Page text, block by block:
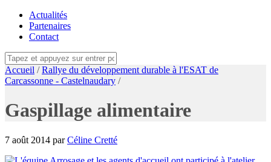
Actualités
Partenaires
Contact
Accueil /Rallye du développement durable à l'ESAT de
Carcassonne - Castelnaudary /
Gaspillage alimentaire
7 août 2014 parCéline Cretté